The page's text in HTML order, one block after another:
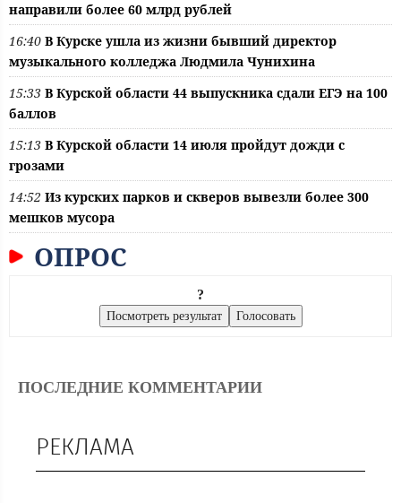
направили более 60 млрд рублей
16:40 В Курске ушла из жизни бывший директор
музыкального колледжа Людмила Чунихина
15:33 В Курской области 44 выпускника сдали ЕГЭ на 100
баллов
15:13 В Курской области 14 июля пройдут дожди с
грозами
14:52 Из курских парков и скверов вывезли более 300
мешков мусора
ОПРОС
?
ПОСЛЕДНИЕ КОММЕНТАРИИ
РЕКЛАМА